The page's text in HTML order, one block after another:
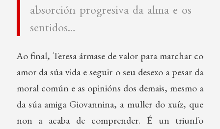
absorción progresiva da alma e os
sentidos…
Ao final, Teresa ármase de valor para marchar co
amor da súa vida e seguir o seu desexo a pesar da
moral común e as opinións dos demais, mesmo a
da súa amiga Giovannina, a muller do xuíz, que
non a acaba de comprender. É un triunfo